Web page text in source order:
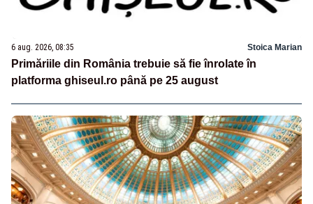
6 aug. 2026, 08:35 Stoica Marian
Primăriile din România trebuie să fie înrolate în
platforma ghiseul.ro până pe 25 august